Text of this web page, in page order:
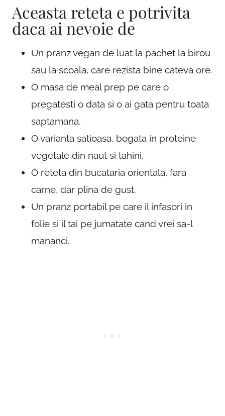
Aceasta reteta e potrivita
daca ai nevoie de
Un pranz vegan de luat la pachet la birou
sau la scoala, care rezista bine cateva ore.
O masa de meal prep pe care o
pregatesti o data si o ai gata pentru toata
saptamana.
O varianta satioasa, bogata in proteine
vegetale din naut si tahini.
O reteta din bucataria orientala, fara
carne, dar plina de gust.
Un pranz portabil pe care il infasori in
folie si il tai pe jumatate cand vrei sa-l
mananci.